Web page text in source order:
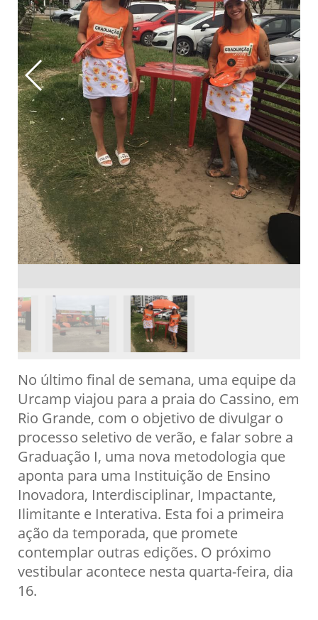
No último final de semana, uma equipe da
Urcamp viajou para a praia do Cassino, em
Rio Grande, com o objetivo de divulgar o
processo seletivo de verão, e falar sobre a
Graduação I, uma nova metodologia que
aponta para uma Instituição de Ensino
Inovadora, Interdisciplinar, Impactante,
Ilimitante e Interativa. Esta foi a primeira
ação da temporada, que promete
contemplar outras edições. O próximo
vestibular acontece nesta quarta-feira, dia
16.